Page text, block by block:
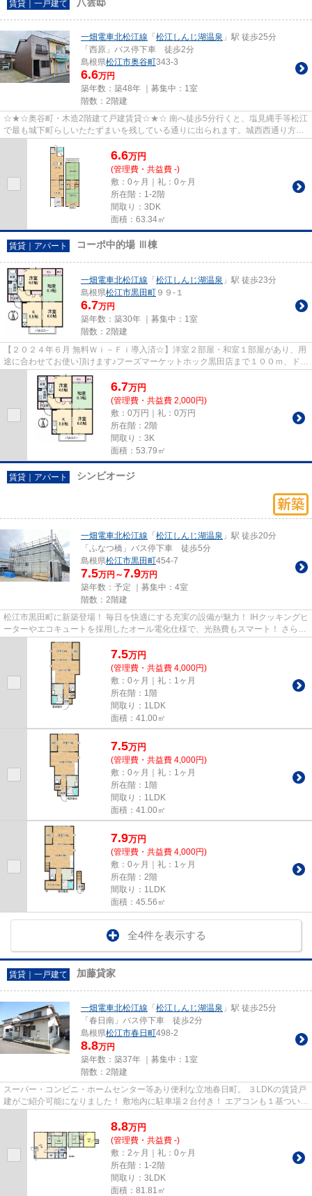
賃貸｜一戸建て
一畑電車北松江線 「 松江しんじ湖温泉 」駅 徒歩25分
「西原」バス停下車 徒歩2分
島根県松江市奥谷町343-3
6.6万円
築年数：築48年 ｜募集中： 1室
階数：2階建
☆★☆奥谷町・木造2階建て戸建賃貸☆★☆ 南へ徒歩5分行くと、塩見縄手等松江
で最も城下町らしいたたずまいを残している通りに出られます。城西西通り方面
6.6万円
(管理費・共益費 -)
敷：0ヶ月｜礼：0ヶ月
所在階：1-2階
間取り：3DK
面積：63.34㎡
賃貸｜アパート コーポ中的場 Ⅲ棟
一畑電車北松江線 「 松江しんじ湖温泉 」駅 徒歩23分
島根県松江市黒田町 ９９-１
6.7万円
築年数：築30年 ｜募集中： 1室
階数：2階建
【２０２４年６月 無料Ｗｉ－Ｆｉ導入済☆】洋室２部屋・和室１部屋があり、用
途に合わせてお使い頂けます♪フーズマーケットホック黒田店まで１００ｍ、ドラ
ッグストアウェルネス黒田店...
6.7万円
(管理費・共益費 2,000円)
敷：0万円｜礼：0万円
所在階：2階
間取り：3K
面積：53.79㎡
賃貸｜アパート シンビオージ
一畑電車北松江線 「 松江しんじ湖温泉 」駅 徒歩20分
「ふなつ橋」バス停下車 徒歩5分
島根県松江市黒田町454-7
7.5万円～7.9万円
築年数：予定 ｜募集中： 4室
階数：2階建
松江市黒田町に新築登場！ 毎日を快適にする充実の設備が魅力！ IHクッキングヒ
ーターやエコキュートを採用したオール電化仕様で、光熱費もスマート！ さら
に、雨の日でも安心な浴室乾...
7.5万円
(管理費・共益費 4,000円)
敷：0ヶ月｜礼：1ヶ月
所在階：1階
間取り：1LDK
面積：41.00㎡
7.5万円
(管理費・共益費 4,000円)
敷：0ヶ月｜礼：1ヶ月
所在階：1階
間取り：1LDK
面積：41.00㎡
7.9万円
(管理費・共益費 4,000円)
敷：0ヶ月｜礼：1ヶ月
所在階：2階
間取り：1LDK
面積：45.56㎡
全4件を表示する
賃貸｜一戸建て 加藤貸家
一畑電車北松江線 「 松江しんじ湖温泉 」駅 徒歩25分
「春日南」バス停下車 徒歩2分
島根県松江市春日町498-2
8.8万円
築年数：築37年 ｜募集中： 1室
階数：2階建
スーパー・コンビニ・ホームセンター等あり便利な立地春日町。 ３LDKの賃貸戸
建がご紹介可能になりました！ 敷地内に駐車場２台付き！ エアコンも１基ついて
8.8万円
(管理費・共益費 -)
敷：2ヶ月｜礼：0ヶ月
所在階：1-2階
間取り：3LDK
面積：81.81㎡